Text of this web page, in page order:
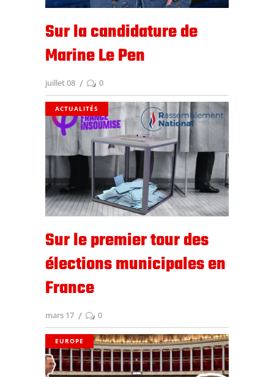
Sur la candidature de
Marine Le Pen
juillet 08 0
ACTUALITÉS
Sur le premier tour des
élections municipales en
France
mars 17 0
EUROPE